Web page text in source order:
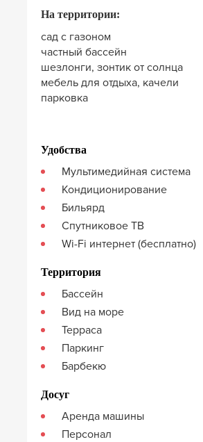
На территории:
сад с газоном
частный бассейн
шезлонги, зонтик от солнца
мебель для отдыха, качели
парковка
Удобства
Мультимедийная система
Кондиционирование
Бильярд
Спутниковое ТВ
Wi-Fi интернет (бесплатно)
Территория
Бассейн
Вид на море
Терраса
Паркинг
Барбекю
Досуг
Аренда машины
Персонал